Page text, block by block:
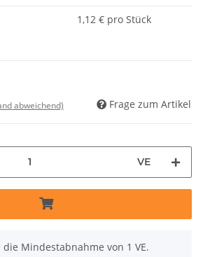
1,12 € pro Stück
abweichend) Frage zum Artikel
VE
Mindestabnahme von 1 VE.